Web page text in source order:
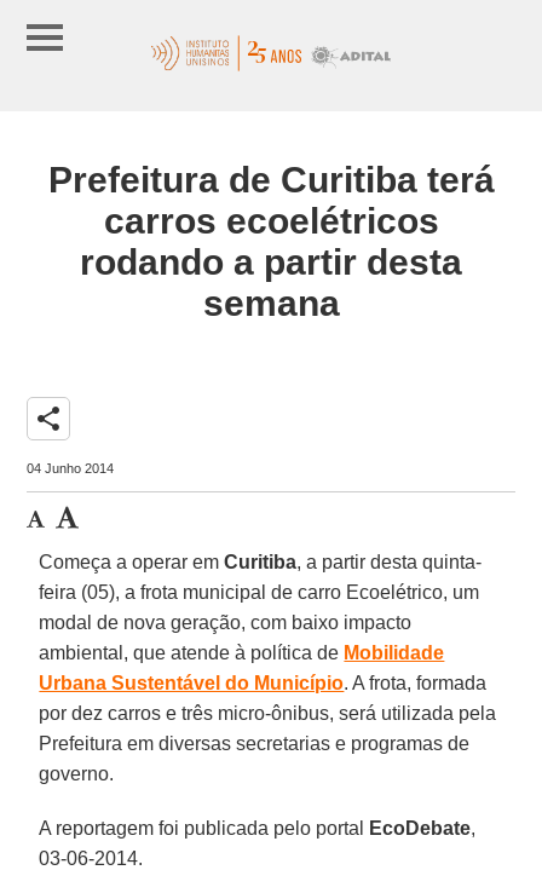
Prefeitura de Curitiba terá
carros ecoelétricos
rodando a partir desta
semana
share
04 Junho 2014
Começa a operar emCuritiba, a partir desta quinta-
feira (05), a frota municipal de carro Ecoelétrico, um
modal de nova geração, com baixo impacto
ambiental, que atende à política de Mobilidade
Urbana Sustentável do Município. A frota, formada
por dez carros e três micro-ônibus, será utilizada pela
Prefeitura em diversas secretarias e programas de
governo.
A reportagem foi publicada pelo portal EcoDebate,
03-06-2014.